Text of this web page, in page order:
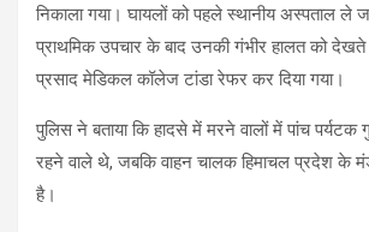
निकाला गया। घायलों को पहले स्थानीय अस्पताल ले
प्राथमिक उपचार के बाद उनकी गंभीर हालत को देखते
प्रसाद मेडिकल कॉलेज टांडा रेफर कर दिया गया।
पुलिस ने बताया कि हादसे में मरने वालों में पांच
रहने वाले थे, जबकि वाहन चालक हिमाचल प्रदेश के
है।